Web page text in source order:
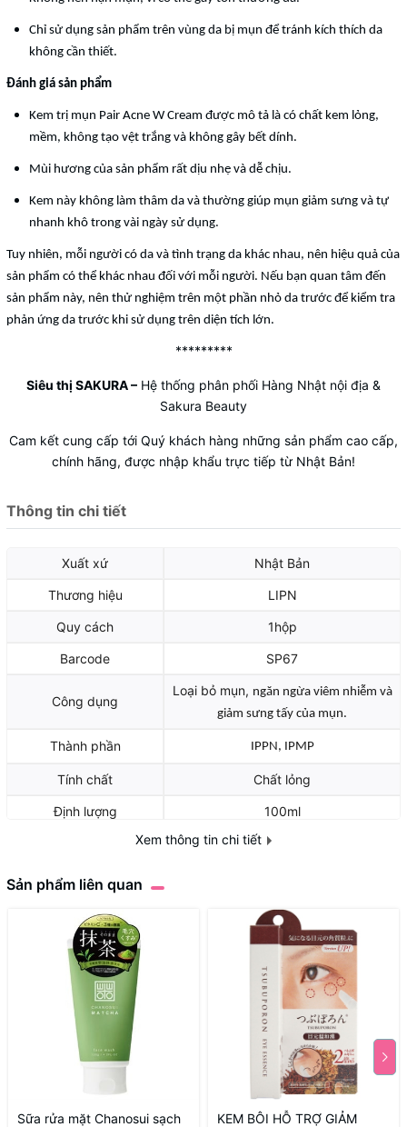
Chỉ sử dụng sản phẩm trên vùng da bị mụn để tránh kích thích da
không cần thiết.
Đánh giá sản phẩm
Kem trị mụn Pair Acne W Cream được mô tả là có chất kem lỏng,
mềm, không tạo vệt trắng và không gây bết dính.
Mùi hương của sản phẩm rất dịu nhẹ và dễ chịu.
Kem này không làm thâm da và thường giúp mụn giảm sưng và tự
nhanh khô trong vài ngày sử dụng.
Tuy nhiên, mỗi người có da và tình trạng da khác nhau, nên hiệu quả của
sản phẩm có thể khác nhau đối với mỗi người. Nếu bạn quan tâm đến
sản phẩm này, nên thử nghiệm trên một phần nhỏ da trước để kiểm tra
phản ứng da trước khi sử dụng trên diện tích lớn.
*********
Siêu thị SAKURA– Hệ thống phân phối Hàng Nhật nội địa &
Sakura Beauty
Cam kết cung cấp tới Quý khách hàng những sản phẩm cao cấp,
chính hãng, được nhập khẩu trực tiếp từ Nhật Bản!
Thông tin chi tiết
Xuất xứ Nhật Bản
Thương hiệu LIPN
Quy cách 1hộp
Barcode SP67
Công dụng
Loại bỏ mụn, ngăn ngừa viêm nhiễm và
giảm sưng tấy của mụn.
Thành phần IPPN, IPMP
Tính chất Chất lỏng
Định lượng
100ml
Xem thông tin chi tiết
Sản phẩm liên quan
Sữa rửa mặt Chanosui sạch
KEM BÔI HỖ TRỢ GIẢM